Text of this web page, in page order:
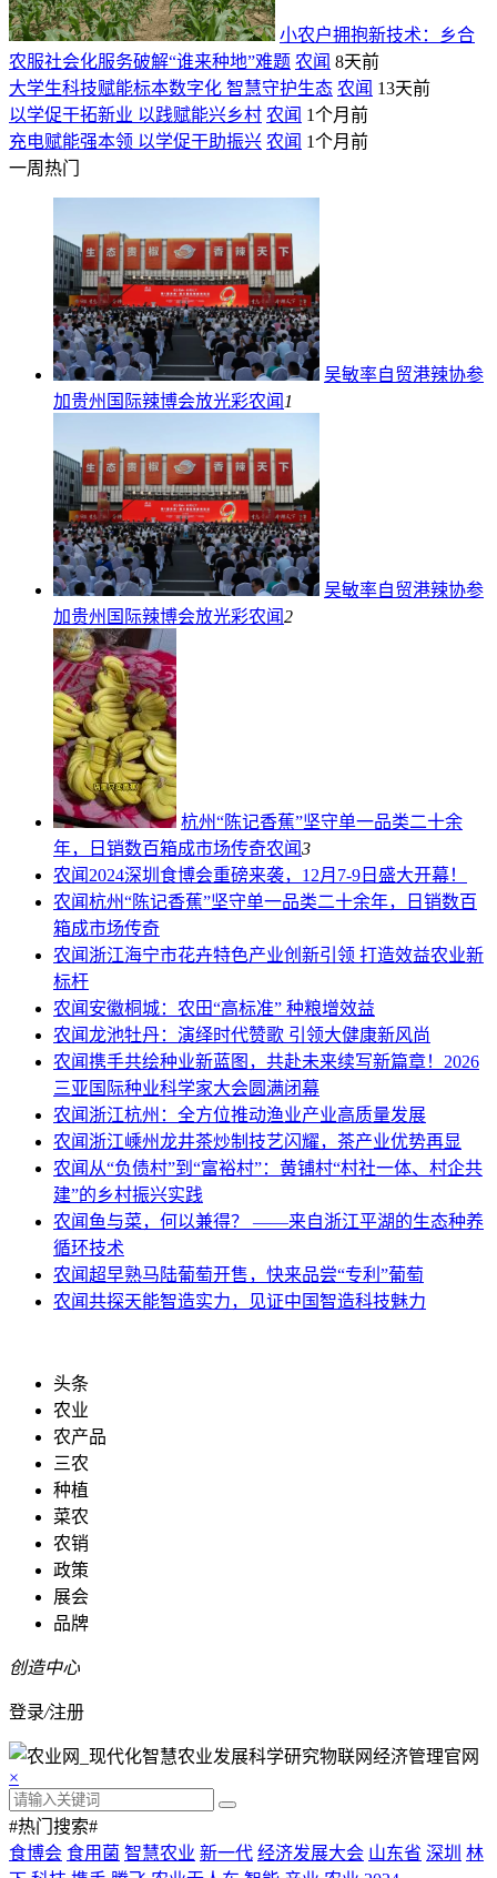
小农户拥抱新技术：乡合
农服社会化服务破解“谁来种地”难题 农闻 8天前
大学生科技赋能标本数字化 智慧守护生态 农闻 13天前
以学促干拓新业 以践赋能兴乡村 农闻 1个月前
充电赋能强本领 以学促干助振兴 农闻 1个月前
一周热门
吴敏率自贸港辣协参
加贵州国际辣博会放光彩农闻 1
吴敏率自贸港辣协参
加贵州国际辣博会放光彩农闻2
杭州“陈记香蕉”坚守单一品类二十余
年，日销数百箱成市场传奇农闻3
农闻 2024深圳食博会重磅来袭，12月7-9日盛大开幕！
农闻杭州“陈记香蕉”坚守单一品类二十余年，日销数百
箱成市场传奇
农闻 浙江海宁市花卉特色产业创新引领 打造效益农业新
标杆
农闻 安徽桐城：农田“高标准” 种粮增效益
农闻龙池牡丹：演绎时代赞歌 引领大健康新风尚
农闻携手共绘种业新蓝图，共赴未来续写新篇章！2026
三亚国际种业科学家大会圆满闭幕
农闻 浙江杭州：全方位推动渔业产业高质量发展
农闻 浙江嵊州龙井茶炒制技艺闪耀，茶产业优势再显
农闻 从“负债村”到“富裕村”：黄铺村“村社一体、村企共
建”的乡村振兴实践
农闻 鱼与菜，何以兼得？ ——来自浙江平湖的生态种养
循环技术
农闻超早熟马陆葡萄开售，快来品尝“专利”葡萄
农闻共探天能智造实力，见证中国智造科技魅力
头条
农业
农产品
三农
种植
菜农
农销
政策
展会
品牌
创造中心
登录/注册
×
#热门搜索#
食博会 食用菌 智慧农业 新一代 经济发展大会 山东省 深圳
林